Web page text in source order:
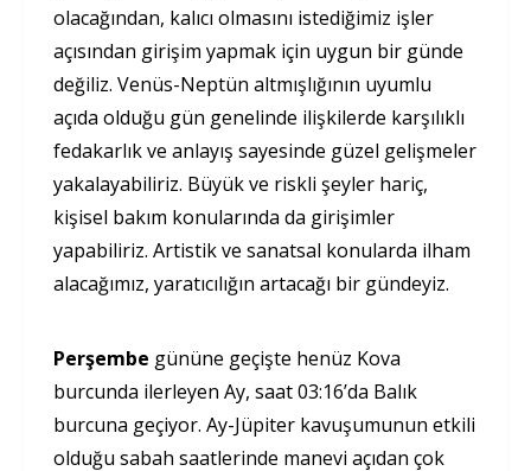
olacağından, kalıcı olmasını istediğimiz işler
açısından girişim yapmak için uygun bir günde
değiliz. Venüs-Neptün altmışlığının uyumlu
açıda olduğu gün genelinde ilişkilerde karşılıklı
fedakarlık ve anlayış sayesinde güzel gelişmeler
yakalayabiliriz. Büyük ve riskli şeyler hariç,
kişisel bakım konularında da girişimler
yapabiliriz. Artistik ve sanatsal konularda ilham
alacağımız, yaratıcılığın artacağı bir gündeyiz.
Perşembe gününe geçişte henüz Kova
burcunda ilerleyen Ay, saat 03:16’da Balık
burcuna geçiyor. Ay-Jüpiter kavuşumunun etkili
olduğu sabah saatlerinde manevi açıdan çok